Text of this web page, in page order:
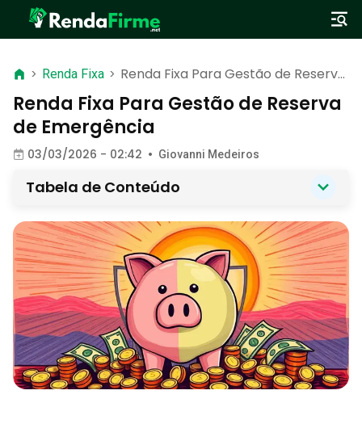
> Renda Fixa > Renda Fixa Para Gestão de Reserva
de Emergência
Renda Fixa Para Gestão de Reserva
de Emergência
03/03/2026 - 02:42 • Giovanni Medeiros
Tabela de Conteúdo